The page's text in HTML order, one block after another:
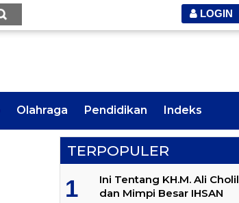
LOGIN
Olahraga Pendidikan Indeks
TERPOPULER
Ini Tentang KH.M. Ali Cholil
dan Mimpi Besar IHSAN